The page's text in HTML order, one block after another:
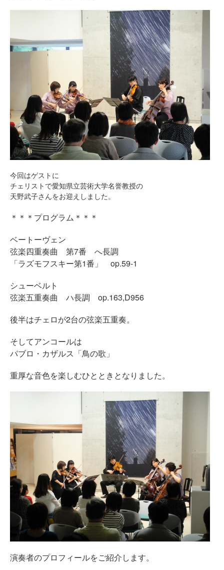
今回はゲストに
チェリストで愛知県立芸術大学名誉教授の
天野武子さんをお迎えしました。
＊＊＊プログラム＊＊＊
ベートーヴェン
弦楽四重奏曲 第7番 へ長調
「ラズモフスキー第1番」 op.59-1
シューベルト
弦楽五重奏曲 ハ長調 op.163,D956
後半はチェロが2台の弦楽五重奏。
そしてアンコールは
パブロ・カザルス「鳥の歌」
重厚な音色を楽しむひとときとなりました。
演奏者のプロフィールをご紹介します。